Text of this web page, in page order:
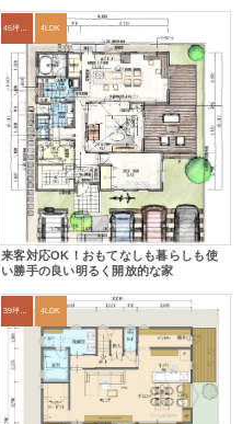
45坪～49坪 4LDK
来客対応OK！おもてなしも暮らしも使
い勝手の良い明るく開放的な家
39坪～42坪 4LDK